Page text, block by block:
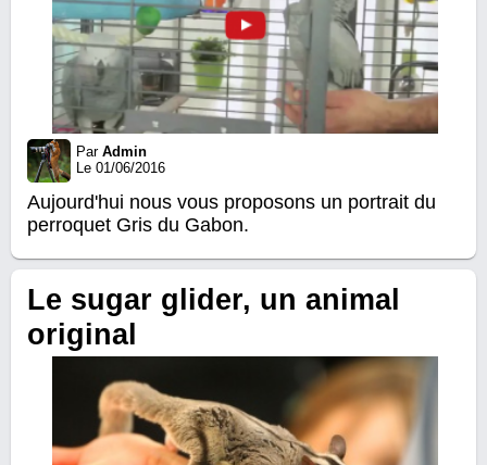
Par Admin
Le 01/06/2016
Aujourd'hui nous vous proposons un portrait du
perroquet Gris du Gabon.
Le sugar glider, un animal
original